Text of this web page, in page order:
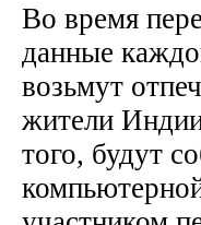
Во время
данные
возьмут
жители
того, будут